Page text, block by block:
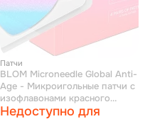
Патчи
BLOM Microneedle Global Anti-
Age - Микроигольные патчи с
изофлавонами красного
клевера для кожи вокруг глаз
Недоступно для